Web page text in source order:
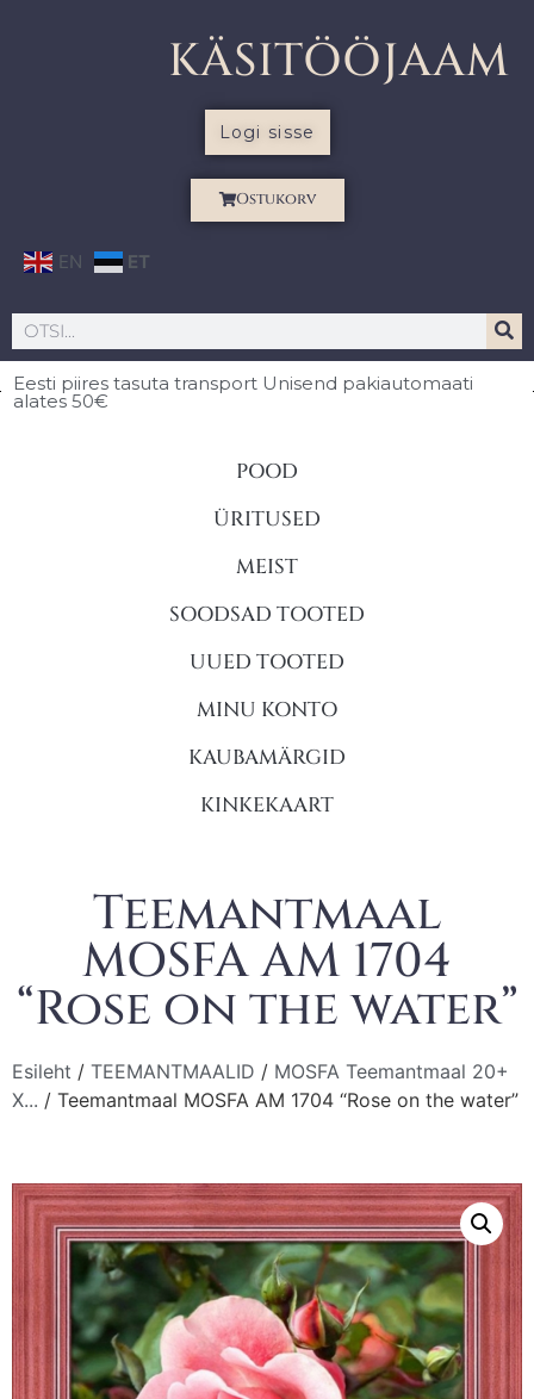
KÄSITÖÖJAAM
Logi sisse
Ostukorv
EN ET
Eesti piires tasuta transport Unisend pakiautomaati
alates 50€
POOD
ÜRITUSED
MEIST
SOODSAD TOOTED
UUED TOOTED
MINU KONTO
KAUBAMÄRGID
KINKEKAART
Teemantmaal
MOSFA AM 1704
“Rose on the water”
Esileht / TEEMANTMAALID / MOSFA Teemantmaal 20+
X... / Teemantmaal MOSFA AM 1704 “Rose on the water”